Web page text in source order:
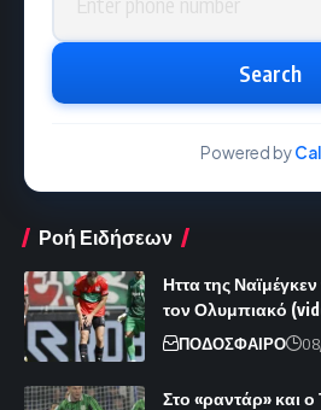
Search
Powered by
Ροή Ειδήσεων
Ηττα της
τον Ολυμπιακό
ΠΟΔΟΣΦΑΙΡΟ
Στο «ραντάρ» και ο